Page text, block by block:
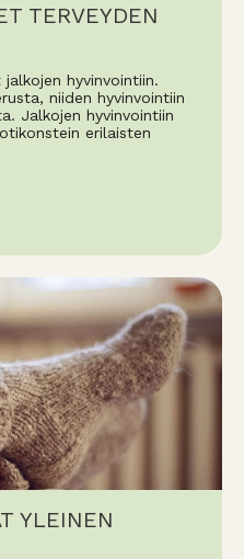
TERVEYDEN
hyvinvointiin.
niiden hyvinvointiin
Jalkojen hyvinvointiin
erilaisten
YLEINEN